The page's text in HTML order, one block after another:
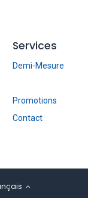
Services
Demi-Mesure
Promotions
Contact